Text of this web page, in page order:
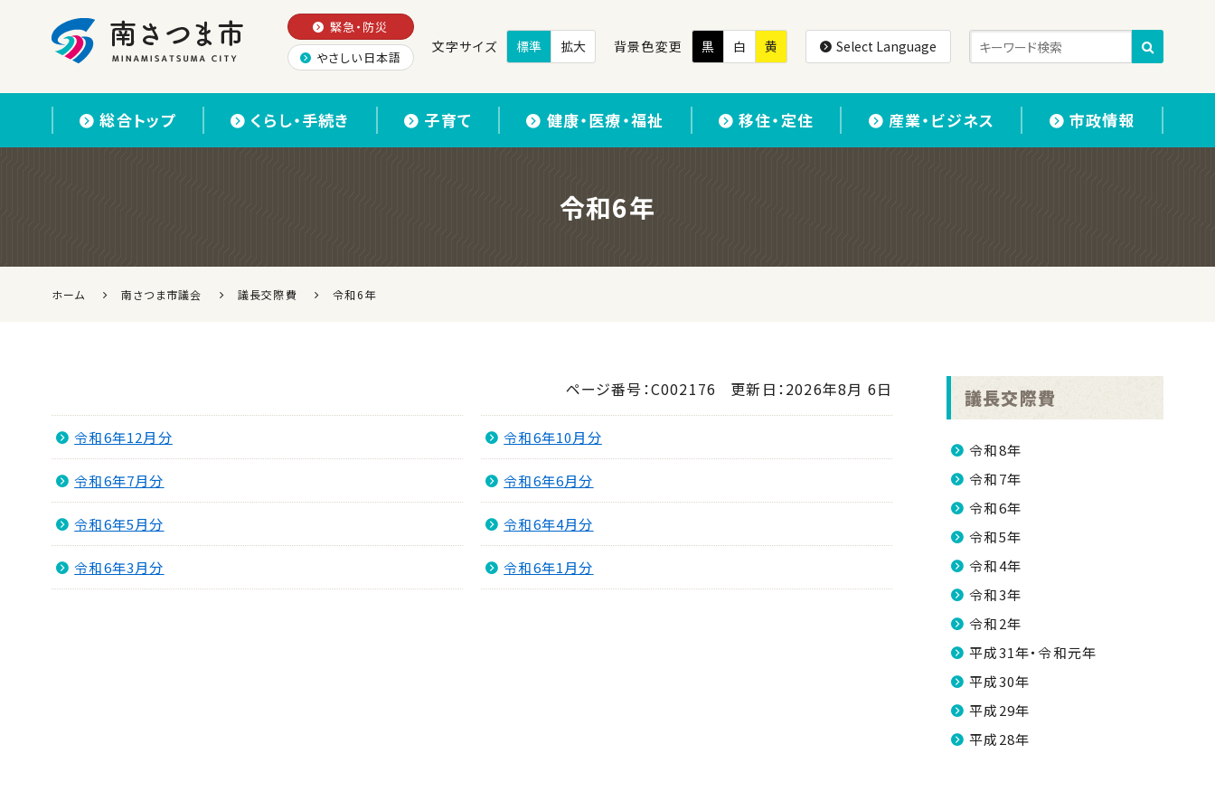
緊急・防災
やさしい日本語
文字サイズ 標準 拡大 背景色変更 黒 白 黄 Select Language
総合トップ くらし・手続き 子育て 健康・医療・福祉 移住・定住 産業・ビジネス 市政情報
令和6年
ホーム 南さつま市議会 議長交際費 令和6年
ページ番号：C002176 更新日：2026年8月 6日
令和6年12月分 令和6年10月分
令和6年7月分 令和6年6月分
令和6年5月分 令和6年4月分
令和6年3月分 令和6年1月分
議長交際費
令和8年
令和7年
令和6年
令和5年
令和4年
令和3年
令和2年
平成31年・令和元年
平成30年
平成29年
平成28年